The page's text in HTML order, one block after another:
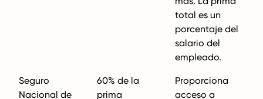
total es un
porcentaje del
salario del
empleado.
Seguro
Nacional de
60% de la
prima
Proporciona
acceso a